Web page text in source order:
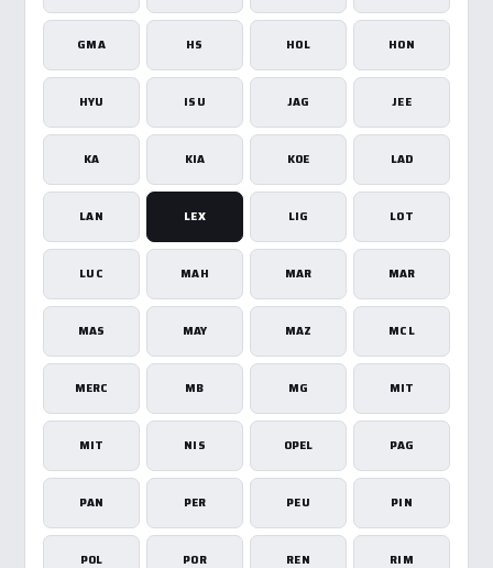
GMA HS HOL HON
HYU ISU JAG JEE
KA KIA KOE LAD
LAN LEX LIG LOT
LUC MAH MAR MAR
MAS MAY MAZ MCL
MERC MB MG MIT
MIT NIS OPEL PAG
PAN PER PEU PIN
POL POR REN RIM